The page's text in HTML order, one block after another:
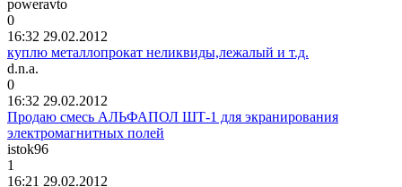
poweravto
0
16:32 29.02.2012
куплю металлопрокат неликвиды,лежалый и т.д.
d.n.a.
0
16:32 29.02.2012
Продаю смесь АЛЬФАПОЛ ШТ-1 для экранирования
электромагнитных полей
istok96
1
16:21 29.02.2012